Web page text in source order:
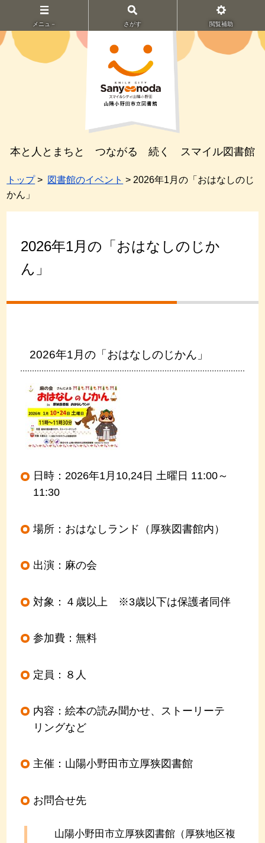
メニュ－ さがす 閲覧補助
本と人とまちと つながる 続く スマイル図書館
トップ> 図書館のイベント > 2026年1月の「おはなしのじ
かん」
2026年1月の「おはなしのじか
ん」
2026年1月の「おはなしのじかん」
日時：2026年1月10,24日 土曜日 11:00～
11:30
場所：おはなしランド（厚狭図書館内）
出演：麻の会
対象：４歳以上 ※3歳以下は保護者同伴
参加費：無料
定員：８人
内容：絵本の読み聞かせ、ストーリーテ
リングなど
主催：山陽小野田市立厚狭図書館
お問合せ先
山陽小野田市立厚狭図書館（厚狭地区複